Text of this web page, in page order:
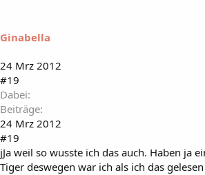
Ginabella
24 Mrz 2012
#19
Dabei
Beiträge
24 Mrz 2012
#19
jJa weil so wusste ich das auch. Haben ja
Tiger deswegen war ich als ich das